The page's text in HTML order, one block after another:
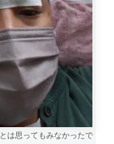
は思ってもみなかったで